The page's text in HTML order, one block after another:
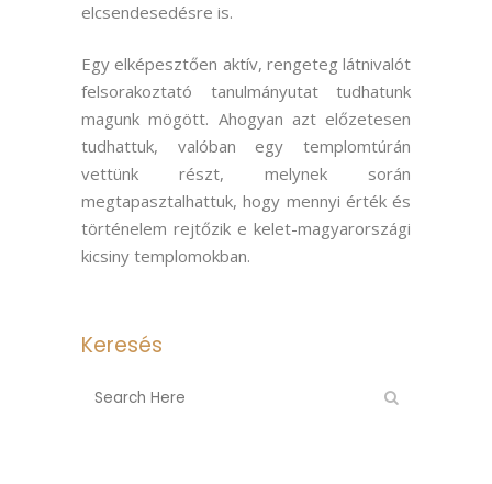
elcsendesedésre is.
Egy elképesztően aktív, rengeteg látnivalót
felsorakoztató tanulmányutat tudhatunk
magunk mögött. Ahogyan azt előzetesen
tudhattuk, valóban egy templomtúrán
vettünk részt, melynek során
megtapasztalhattuk, hogy mennyi érték és
történelem rejtőzik e kelet-magyarországi
kicsiny templomokban.
Keresés